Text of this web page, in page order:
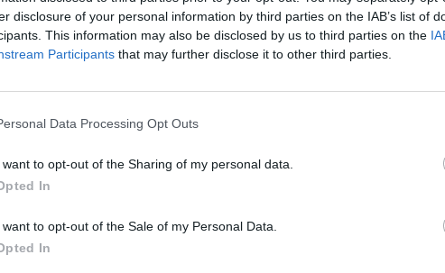
disclosure of your personal information by third parties on the IAB’s list of
This information may also be disclosed by us to third parties on the
Participants that may further disclose it to other third parties.
Data Processing Opt Outs
want to opt-out of the Sharing of my personal data.
In
want to opt-out of the Sale of my Personal Data.
In
Η Ελλάδα μέσα από τον φακό του